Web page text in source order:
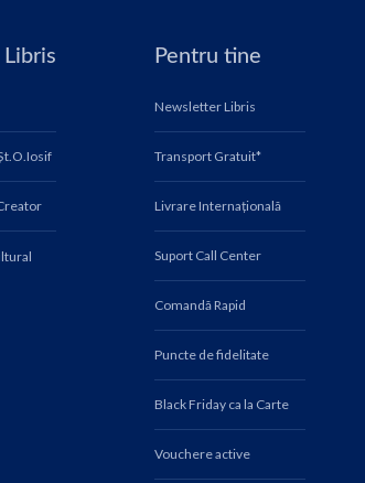
Pentru tine
Newsletter Libris
Transport Gratuit*
Livrare Internațională
Suport Call Center
Comandă Rapid
Puncte de fidelitate
Black Friday ca la Carte
Vouchere active